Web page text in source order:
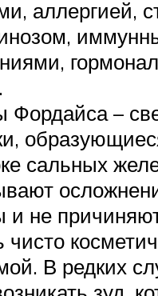
аллергией,
Фордайса –
сальных
и не
чисто
В редких